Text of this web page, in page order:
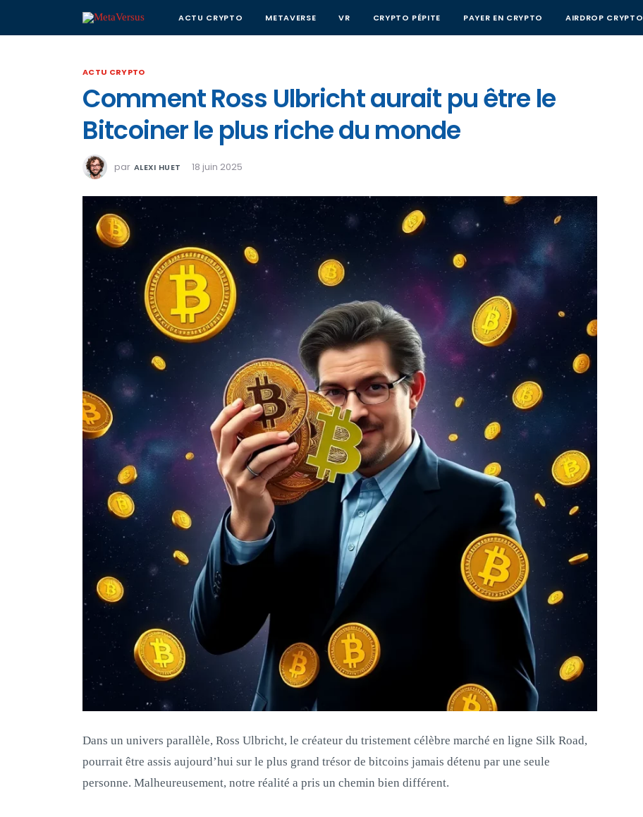
ACTU CRYPTO METAVERSE VR CRYPTO PÉPITE PAYER EN CRYPTO AIRDROP CRYPTO
ACTU CRYPTO
Comment Ross Ulbricht aurait pu être le
Bitcoiner le plus riche du monde
par ALEXI HUET 18 juin 2025
Dans un univers parallèle, Ross Ulbricht, le créateur du tristement célèbre marché en ligne Silk Road,
pourrait être assis aujourd’hui sur le plus grand trésor de bitcoins jamais détenu par une seule
personne. Malheureusement, notre réalité a pris un chemin bien différent.